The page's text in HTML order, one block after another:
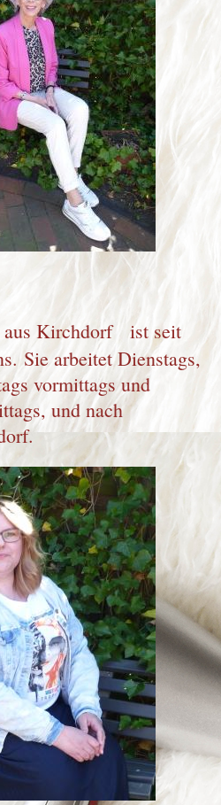
aus Kirchdorf ist seit
Sie arbeitet Dienstags,
vormittags und
und nach